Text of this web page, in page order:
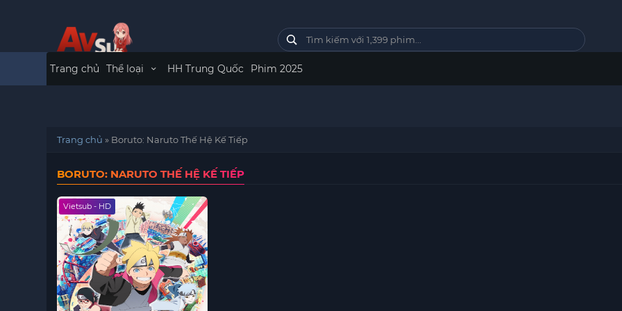
Trang chủ Thể loại HH Trung Quốc Phim 2025
Trang chủ » Boruto: Naruto Thế Hệ Kế Tiếp
BORUTO: NARUTO THẾ HỆ KẾ TIẾP
Vietsub - HD